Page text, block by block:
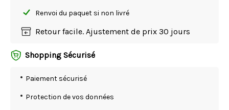
Renvoi du paquet si non livré
Retour facile. Ajustement de prix 30 jours
Shopping Sécurisé
Paiement sécurisé
Protection de vos données